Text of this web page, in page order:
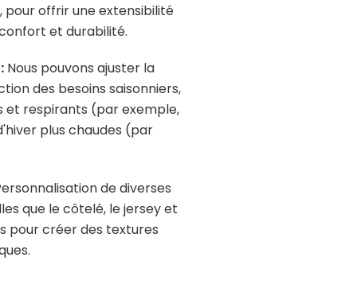
pour offrir une extensibilité
et durabilité.
Nous pouvons ajuster la
des besoins saisonniers,
et respirants (par exemple,
plus chaudes (par
de diverses
que le côtelé, le jersey et
pour créer des textures